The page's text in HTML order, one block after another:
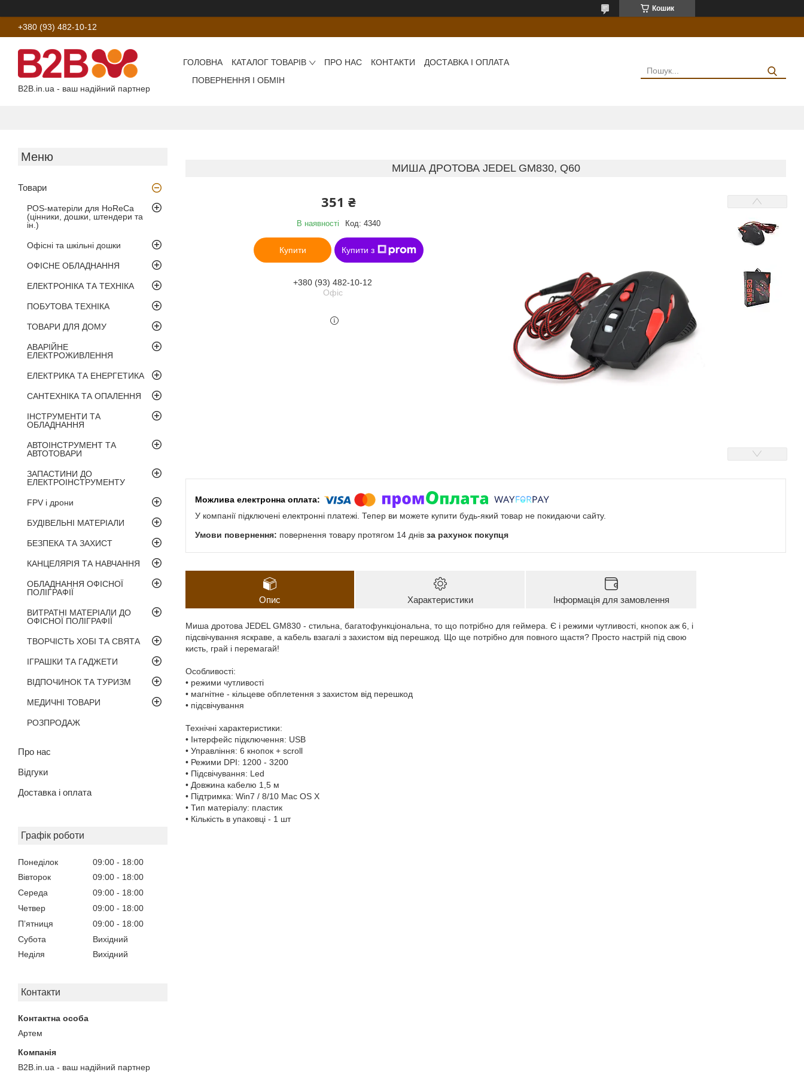
Кошик
+380 (93) 482-10-12
B2B.in.ua - ваш надійний партнер
ГОЛОВНА КАТАЛОГ ТОВАРІВ ПРО НАС КОНТАКТИ
ДОСТАВКА І ОПЛАТА
ПОВЕРНЕННЯ І ОБМІН
Товари
POS-матеріли для HoReCa
(цінники, дошки, штендери та
ін.)
Офісні та шкільні дошки
ОФІСНЕ ОБЛАДНАННЯ
ЕЛЕКТРОНІКА ТА ТЕХНІКА
ПОБУТОВА ТЕХНІКА
ТОВАРИ ДЛЯ ДОМУ
АВАРІЙНЕ
ЕЛЕКТРОЖИВЛЕННЯ
ЕЛЕКТРИКА ТА ЕНЕРГЕТИКА
САНТЕХНІКА ТА ОПАЛЕННЯ
ІНСТРУМЕНТИ ТА
ОБЛАДНАННЯ
АВТОІНСТРУМЕНТ ТА
АВТОТОВАРИ
ЗАПАСТИНИ ДО
ЕЛЕКТРОІНСТРУМЕНТУ
FPV і дрони
БУДІВЕЛЬНІ МАТЕРІАЛИ
БЕЗПЕКА ТА ЗАХИСТ
КАНЦЕЛЯРІЯ ТА НАВЧАННЯ
ОБЛАДНАННЯ ОФІСНОЇ
ПОЛІГРАФІЇ
ВИТРАТНІ МАТЕРІАЛИ ДО
ОФІСНОЇ ПОЛІГРАФІЇ
ТВОРЧІСТЬ ХОБІ ТА СВЯТА
ІГРАШКИ ТА ГАДЖЕТИ
ВІДПОЧИНОК ТА ТУРИЗМ
МЕДИЧНІ ТОВАРИ
РОЗПРОДАЖ
Про нас
Відгуки
Доставка і оплата
Графік роботи
Понеділок 09:00
18:00
Вівторок
09:00
18:00
Середа
09:00
18:00
Четвер
09:00
18:00
Пʼятниця
09:00
18:00
Субота
Вихідний
Неділя
Вихідний
Контакти
Артем
B2B.in.ua - ваш надійний партнер
МИША ДРОТОВА JEDEL GM830, Q60
351 ₴
В наявності Код: 4340
Купити Купити з
+380 (93) 482-10-12
Офіс
У компанії підключені електронні платежі. Тепер ви можете купити будь-який товар не покидаючи сайту.
повернення товару протягом 14 днів за рахунок покупця
Опис Характеристики Інформація для замовлення
Миша дротова JEDEL GM830 - стильна, багатофункціональна, то що потрібно для геймера. Є і режими чутливості, кнопок аж 6, і
підсвічування яскраве, а кабель взагалі з захистом від перешкод. Що ще потрібно для повного щастя? Просто настрій під свою
кисть, грай і перемагай!
Особливості:
• режими чутливості
• магнітне - кільцеве обплетення з захистом від перешкод
• підсвічування
Технічні характеристики:
• Інтерфейс підключення: USB
• Управління: 6 кнопок + scroll
• Режими DPI: 1200 - 3200
• Підсвічування: Led
• Довжина кабелю 1,5 м
• Підтримка: Win7 / 8/10 Mac OS X
• Тип матеріалу: пластик
• Кількість в упаковці - 1 шт